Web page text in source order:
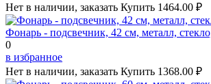
Нет в наличии, заказать Купить 1464.00 ₽
Фонарь - подсвечник, 42 см, металл,
0
в избранное
Нет в наличии, заказать Купить 1368.00 ₽